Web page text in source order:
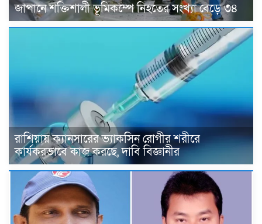
জাপানে শক্তিশালী ভূমিকম্পে নিহতের সংখ্যা বেড়ে ৩৪
রাশিয়ায় ক্যানসারের ভ্যাকসিন রোগীর শরীরে
কার্যকরভাবে কাজ করছে, দাবি বিজ্ঞানীর